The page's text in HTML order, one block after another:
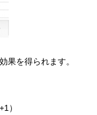
果を得られます。
）